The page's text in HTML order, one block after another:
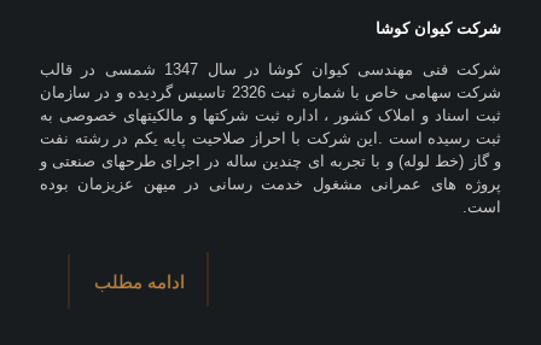
شرکت کیوان کوشا
شرکت فنی مهندسی کیوان کوشا در سال 1347 شمسی در قالب
شرکت سهامی خاص با شماره ثبت 2326 تاسیس گردیده و در سازمان
ثبت اسناد و املاک کشور ، اداره ثبت شرکتها و مالکیتهای خصوصی به
ثبت رسیده است .این شرکت با احراز صلاحیت پایه یکم در رشته نفت
و گاز (خط لوله) و با تجربه ای چندین ساله در اجرای طرحهای صنعتی و
پروژه های عمرانی مشغول خدمت رسانی در میهن عزیزمان بوده
است.
ادامه مطلب